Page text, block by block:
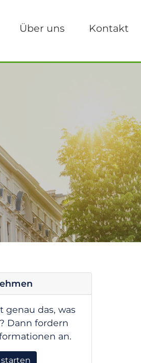
Über uns Kontakt
genau das, was
Dann fordern
an.